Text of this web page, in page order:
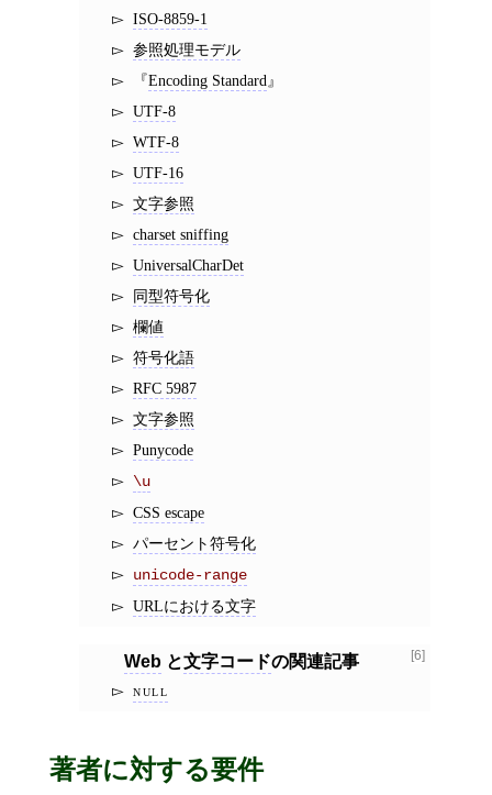
ISO-8859-1
参照処理モデル
Encoding Standard
UTF-8
WTF-8
UTF-16
文字参照
charset sniffing
UniversalCharDet
同型符号化
欄値
符号化語
RFC 5987
文字参照
Punycode
\u
CSS escape
パーセント符号化
unicode-range
URLにおける文字
[6]
Web と文字コードの関連記事
null
著者に対する要件